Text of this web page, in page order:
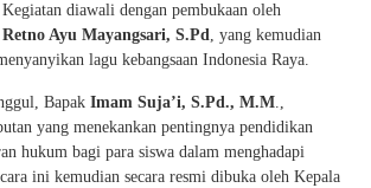
diawali dengan pembukaan oleh
Retno Ayu Mayangsari, S.Pd, yang kemudian
lagu kebangsaan Indonesia Raya.
Bapak Imam Suja’i, S.Pd., M.M.,
yang menekankan pentingnya pendidikan
hukum bagi para siswa dalam menghadapi
ini kemudian secara resmi dibuka oleh Kepala